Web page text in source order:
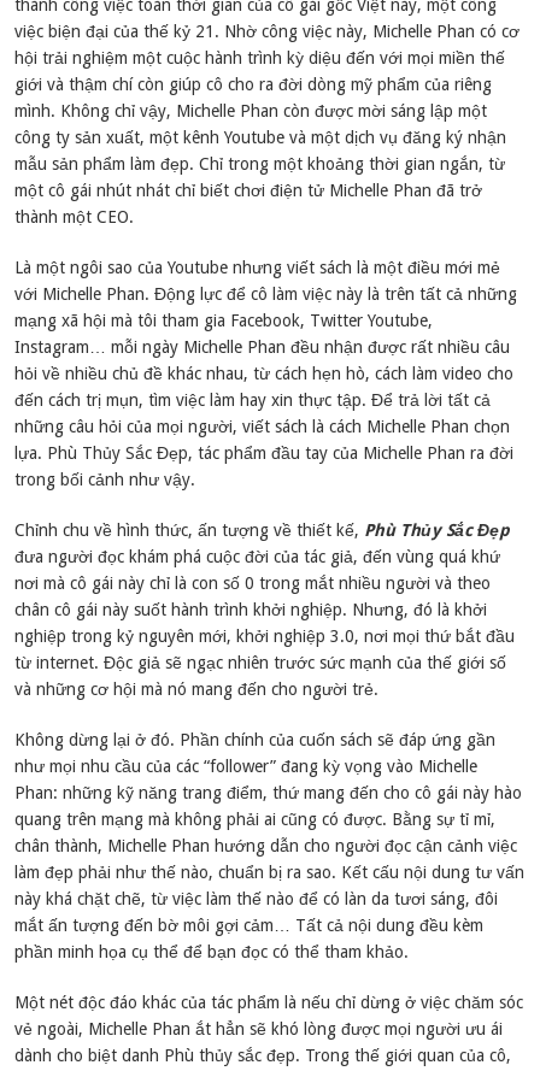
thành công việc toàn thời gian của cô gái gốc Việt này, một công
việc biện đại của thế kỷ 21. Nhờ công việc này, Michelle Phan có cơ
hội trải nghiệm một cuộc hành trình kỳ diệu đến với mọi miền thế
giới và thậm chí còn giúp cô cho ra đời dòng mỹ phẩm của riêng
mình. Không chỉ vậy, Michelle Phan còn được mời sáng lập một
công ty sản xuất, một kênh Youtube và một dịch vụ đăng ký nhận
mẫu sản phẩm làm đẹp. Chỉ trong một khoảng thời gian ngắn, từ
một cô gái nhút nhát chỉ biết chơi điện tử Michelle Phan đã trở
thành một CEO.
Là một ngôi sao của Youtube nhưng viết sách là một điều mới mẻ
với Michelle Phan. Động lực để cô làm việc này là trên tất cả những
mạng xã hội mà tôi tham gia Facebook, Twitter Youtube,
Instagram… mỗi ngày Michelle Phan đều nhận được rất nhiều câu
hỏi về nhiều chủ đề khác nhau, từ cách hẹn hò, cách làm video cho
đến cách trị mụn, tìm việc làm hay xin thực tập. Để trả lời tất cả
những câu hỏi của mọi người, viết sách là cách Michelle Phan chọn
lựa. Phù Thủy Sắc Đẹp, tác phẩm đầu tay của Michelle Phan ra đời
trong bối cảnh như vậy.
Chỉnh chu về hình thức, ấn tượng về thiết kế, Phù Thủy Sắc Đẹp
đưa người đọc khám phá cuộc đời của tác giả, đến vùng quá khứ
nơi mà cô gái này chỉ là con số 0 trong mắt nhiều người và theo
chân cô gái này suốt hành trình khởi nghiệp. Nhưng, đó là khởi
nghiệp trong kỷ nguyên mới, khởi nghiệp 3.0, nơi mọi thứ bắt đầu
từ internet. Độc giả sẽ ngạc nhiên trước sức mạnh của thế giới số
và những cơ hội mà nó mang đến cho người trẻ.
Không dừng lại ở đó. Phần chính của cuốn sách sẽ đáp ứng gần
như mọi nhu cầu của các “follower” đang kỳ vọng vào Michelle
Phan: những kỹ năng trang điểm, thứ mang đến cho cô gái này hào
quang trên mạng mà không phải ai cũng có được. Bằng sự tỉ mỉ,
chân thành, Michelle Phan hướng dẫn cho người đọc cận cảnh việc
làm đẹp phải như thế nào, chuẩn bị ra sao. Kết cấu nội dung tư vấn
này khá chặt chẽ, từ việc làm thế nào để có làn da tươi sáng, đôi
mắt ấn tượng đến bờ môi gợi cảm… Tất cả nội dung đều kèm
phần minh họa cụ thể để bạn đọc có thể tham khảo.
Một nét độc đáo khác của tác phẩm là nếu chỉ dừng ở việc chăm sóc
vẻ ngoài, Michelle Phan ắt hẳn sẽ khó lòng được mọi người ưu ái
dành cho biệt danh Phù thủy sắc đẹp. Trong thế giới quan của cô,